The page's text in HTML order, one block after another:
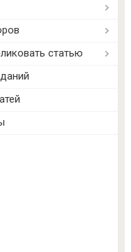
статью